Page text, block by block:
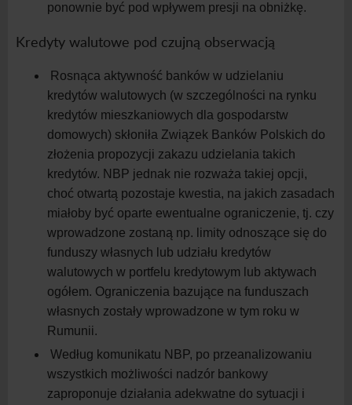
ponownie być pod wpływem presji na obniżkę.
Kredyty walutowe pod czujną obserwacją
Rosnąca aktywność banków w udzielaniu
kredytów walutowych (w szczególności na rynku
kredytów mieszkaniowych dla gospodarstw
domowych) skłoniła Związek Banków Polskich do
złożenia propozycji zakazu udzielania takich
kredytów. NBP jednak nie rozważa takiej opcji,
choć otwartą pozostaje kwestia, na jakich zasadach
miałoby być oparte ewentualne ograniczenie, tj. czy
wprowadzone zostaną np. limity odnoszące się do
funduszy własnych lub udziału kredytów
walutowych w portfelu kredytowym lub aktywach
ogółem. Ograniczenia bazujące na funduszach
własnych zostały wprowadzone w tym roku w
Rumunii.
Według komunikatu NBP, po przeanalizowaniu
wszystkich możliwości nadzór bankowy
zaproponuje działania adekwatne do sytuacji i